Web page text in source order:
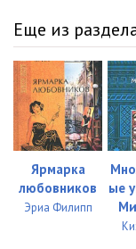
Еще из
Ярмарка
любовников
Эриа Филипп
ые